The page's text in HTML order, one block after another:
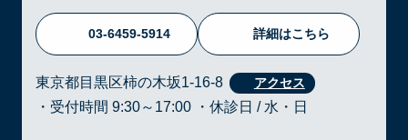
03-6459-5914 詳細はこちら
東京都目黒区柿の木坂1-16-8
・受付時間 9:30～17:00 ・休診日 / 水・日